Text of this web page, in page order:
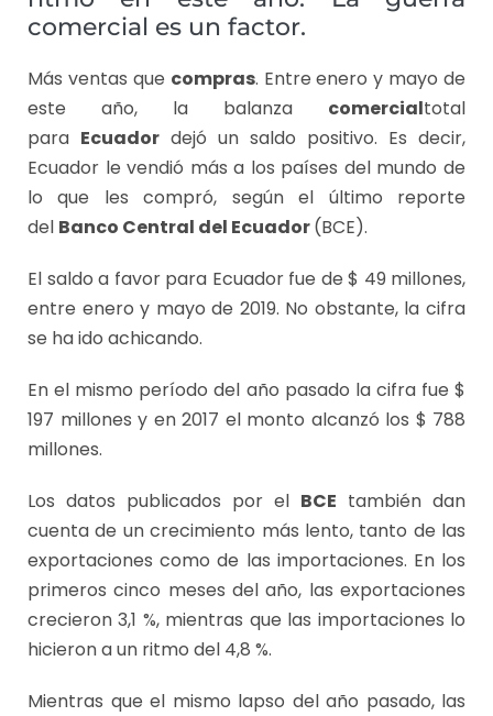
comercial es un factor.
Más ventas que compras. Entre enero y mayo de
este año, la balanza comercialtotal
para Ecuador dejó un saldo positivo. Es decir,
Ecuador le vendió más a los países del mundo de
lo que les compró, según el último reporte
del Banco Central del Ecuador(BCE).
El saldo a favor para Ecuador fue de $ 49 millones,
entre enero y mayo de 2019. No obstante, la cifra
se ha ido achicando.
En el mismo período del año pasado la cifra fue $
197 millones y en 2017 el monto alcanzó los $ 788
millones.
Los datos publicados por el BCE también dan
cuenta de un crecimiento más lento, tanto de las
exportaciones como de las importaciones. En los
primeros cinco meses del año, las exportaciones
crecieron 3,1 %, mientras que las importaciones lo
hicieron a un ritmo del 4,8 %.
Mientras que el mismo lapso del año pasado, las